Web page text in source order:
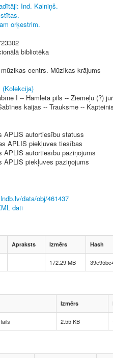
Ind. Kalniņš.
orķestrim.
bibliotēka
centrs. Mūzikas krājums
(Kolekcija)
I -- Hamleta pils -- Ziemeļu (?)
kaijas -- Trauksme --
APLIS autortiesību statuss
APLIS piekļuves tiesības
APLIS autortiesību paziņojums
APLIS piekļuves paziņojums
data/obj/461437
dati
Apraksts Izmērs Hash
172.29 MB
Izmērs
2.55 KB